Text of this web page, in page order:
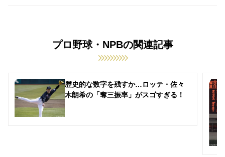
プロ野球・NPBの関連記事
歴史的な数字を残すか…ロッテ・佐々
木朗希の「奪三振率」がスゴすぎる！